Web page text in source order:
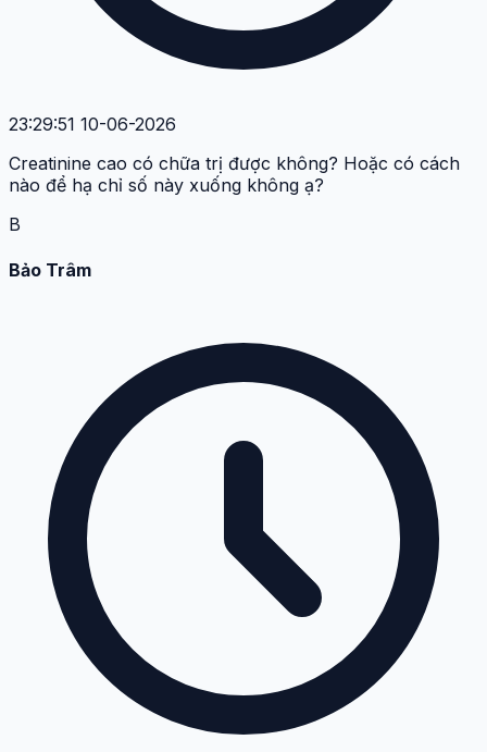
23:29:51 10-06-2026
Creatinine cao có chữa trị được không? Hoặc có cách
nào để hạ chỉ số này xuống không ạ?
B
Bảo Trâm